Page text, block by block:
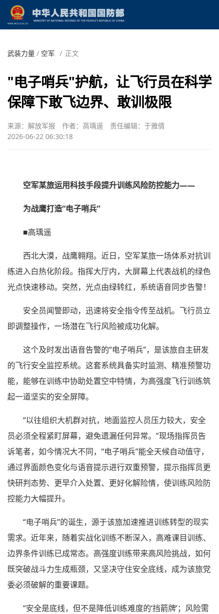
武装力量 / 空军 / 正文
"电子哨兵"护航，让飞行员在科学
保障下敢飞边界、敢训极限
来源：解放军报 作者：高瑀遥
责任编辑：于雅倩
2026-06-22 06:30:18
空军某旅运用科技手段提升训练风险防控能力——
为战鹰打造“电子哨兵”
■高瑀遥
西北大漠，战鹰翱翔。近日，空军某旅一场体系对抗训
练进入白热化阶段。指挥大厅内，大屏幕上代表战机的绿色
光点快速移动。突然，光点由绿转红，系统语音同步告警！
安全员闻警即动，迅速将安全指令传至战机。飞行员立
即调整操作，一场潜在飞行风险被成功化解。
这个及时发出语音告警的“电子哨兵”，是该旅自主研发
的飞行安全监控系统。这套系统具备实时监测、精准预警功
能，能够在训练中协助处置空中特情，为高强度飞行训练筑
起一道坚实的安全屏障。
“以往组织大机群对抗，地面监控人员压力较大，安全
员必须全程紧盯屏幕，避免遗漏任何异常。”现场指挥员告
诉笔者，如今情况大不同，“电子哨兵”能全天候自动值守，
通过界面颜色变化与语音提示进行双重预警，提示指挥员更
快研判态势、更早介入处置、更好化解险情，使训练风险防
控能力大幅提升。
“电子哨兵”的诞生，源于该旅加速推进训练转型的现实
需求。近年来，随着实战化训练不断深入，高难课目训练、
边界条件训练已成常态。高强度训练带来高风险挑战，如何
既突破战斗力生成瓶颈，又坚决守住安全底线，成为该旅党
委必须破解的重要课题。
“安全是底线，但不是降低训练难度的‘挡箭牌’；风险需